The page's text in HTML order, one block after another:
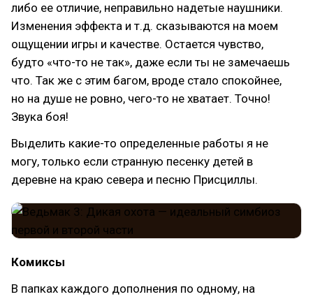
либо ее отличие, неправильно надетые наушники.
Изменения эффекта и т.д. сказываются на моем
ощущении игры и качестве. Остается чувство,
будто «что-то не так», даже если ты не замечаешь
что. Так же с этим багом, вроде стало спокойнее,
но на душе не ровно, чего-то не хватает. Точно!
Звука боя!
Выделить какие-то определенные работы я не
могу, только если странную песенку детей в
деревне на краю севера и песню Присциллы.
Комиксы
В папках каждого дополнения по одному, на